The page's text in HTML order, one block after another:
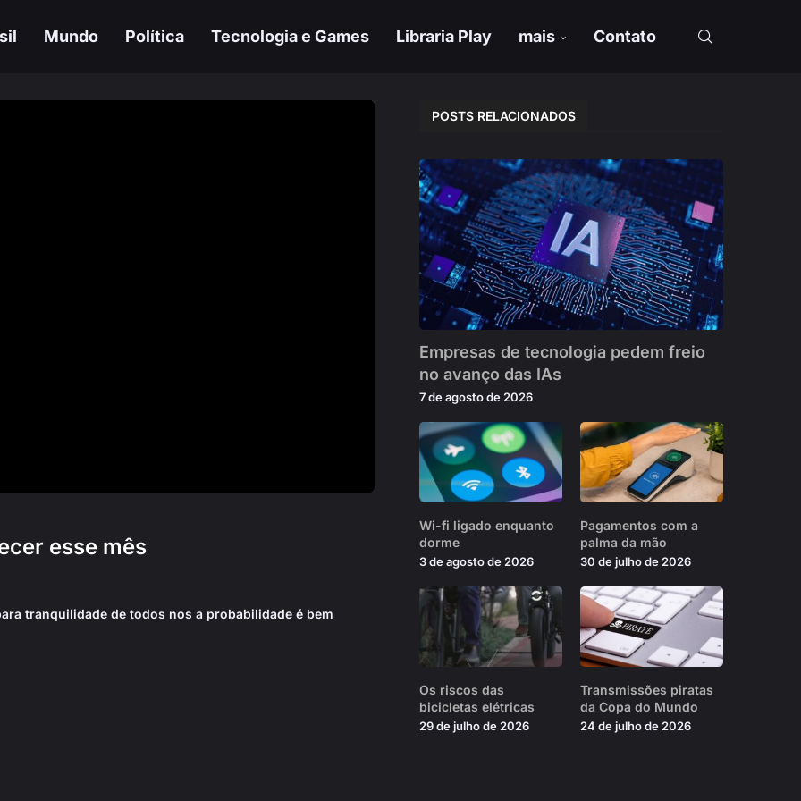
Mundo Política Tecnologia e Games Libraria Play mais Contato
esse mês
tranquilidade de todos nos a probabilidade é bem
POSTS RELACIONADOS
Empresas de tecnologia pedem freio
no avanço das IAs
7 de agosto de 2026
Wi-fi ligado enquanto
dorme
3 de agosto de 2026
Pagamentos com a
palma da mão
30 de julho de 2026
Os riscos das
bicicletas elétricas
29 de julho de 2026
Transmissões piratas
da Copa do Mundo
24 de julho de 2026